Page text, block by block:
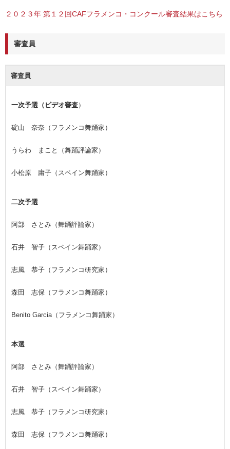
２０２３年 第１２回CAFフラメンコ・コンクール審査結果はこちら
審査員
審査員
一次予選（ビデオ審査）
碇山 奈奈（フラメンコ舞踊家）
うらわ まこと（舞踊評論家）
小松原 庸子（スペイン舞踊家）
二次予選
阿部 さとみ（舞踊評論家）
石井 智子（スペイン舞踊家）
志風 恭子（フラメンコ研究家）
森田 志保（フラメンコ舞踊家）
Benito Garcia（フラメンコ舞踊家）
本選
阿部 さとみ（舞踊評論家）
石井 智子（スペイン舞踊家）
志風 恭子（フラメンコ研究家）
森田 志保（フラメンコ舞踊家）